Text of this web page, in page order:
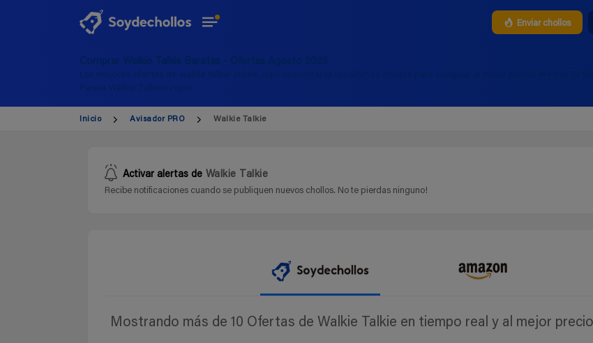
Enviar chollos
Comprar Walkie Talkie Baratas - Ofertas Agosto 2026
Las mejores ofertas de walkie talkie online, aquí encontrarás los últimos chollos para comprar al mejor precio ➡️ Pack 2x
Pareja Walkie Talkies rojos
Inicio Avisador PRO Walkie Talkie
Activar alertas de Walkie Talkie
Recibe notificaciones cuando se publiquen nuevos chollos. No te pierdas ninguno!
Mostrando más de 10 Ofertas de Walkie Talkie en tiempo real y al mejor